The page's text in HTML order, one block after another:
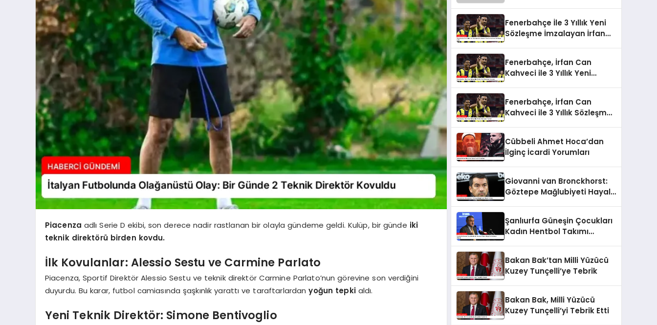
Piacenza adlı Serie D ekibi, son derece nadir rastlanan bir olayla gündeme geldi. Kulüp, bir günde iki
teknik direktörü birden kovdu.
İlk Kovulanlar: Alessio Sestu ve Carmine Parlato
Piacenza, Sportif Direktör Alessio Sestu ve teknik direktör Carmine Parlato’nun görevine son verdiğini
duyurdu. Bu karar, futbol camiasında şaşkınlık yarattı ve taraftarlardanyoğun tepkialdı.
Yeni Teknik Direktör: Simone Bentivoglio
Fenerbahçe İle 3 Yıllık Yeni
Sözleşme İmzalayan İrfan
Fenerbahçe, İrfan Can
Kahveci ile 3 Yıllık Yeni
Fenerbahçe, İrfan Can
Kahveci ile 3 Yıllık Sözleşme
Cübbeli Ahmet Hoca’dan
İlginç İcardi Yorumları
Giovanni van Bronckhorst:
Göztepe Mağlubiyeti Hayal
Şanlıurfa Güneşin Çocukları
Kadın Hentbol Takımı
Bakan Bak’tan Milli Yüzücü
Kuzey Tunçelli’ye Tebrik
Bakan Bak, Milli Yüzücü
Kuzey Tunçelli’yi Tebrik Etti